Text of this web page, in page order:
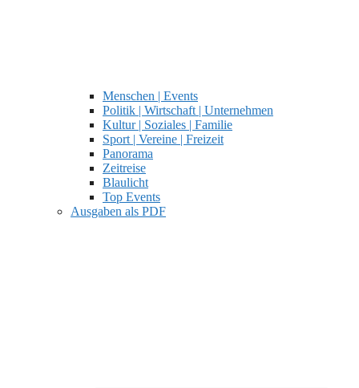
Menschen | Events
Politik | Wirtschaft | Unternehmen
Kultur | Soziales | Familie
Sport | Vereine | Freizeit
Panorama
Zeitreise
Blaulicht
Top Events
Ausgaben als PDF